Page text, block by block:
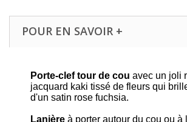
POUR EN SAVOIR +
Porte-clef tour de cou avec un joli
jacquard kaki tissé de fleurs qui
d'un satin rose fuchsia.
Lanière à porter autour du cou ou à